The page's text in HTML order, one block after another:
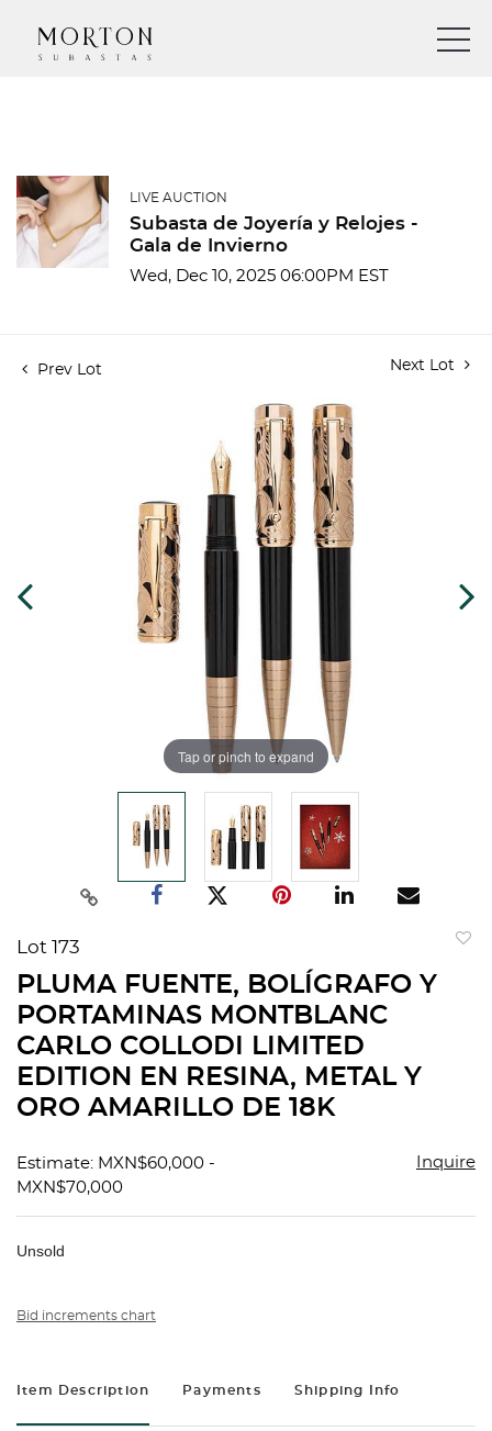
LIVE AUCTION
Subasta de Joyería y Relojes -
Gala de Invierno
Wed, Dec 10, 2025 06:00PM EST
Prev Lot Next Lot
Tap or pinch to expand
Lot 173
PLUMA FUENTE, BOLÍGRAFO Y
PORTAMINAS MONTBLANC
CARLO COLLODI LIMITED
EDITION EN RESINA, METAL Y
ORO AMARILLO DE 18K
Estimate: MXN$60,000 -
MXN$70,000
Inquire
Unsold
Bid increments chart
Item Description Payments Shipping Info